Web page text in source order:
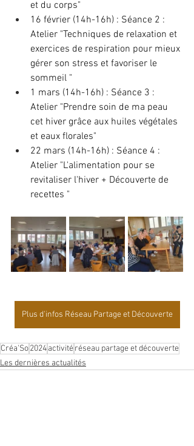
et du corps"
16 février (14h-16h) : Séance 2 :
Atelier "Techniques de relaxation et
exercices de respiration pour mieux
gérer son stress et favoriser le
sommeil "
1 mars (14h-16h) : Séance 3 :
Atelier "Prendre soin de ma peau
cet hiver grâce aux huiles végétales
et eaux florales"
22 mars (14h-16h) : Séance 4 :
Atelier "L'alimentation pour se
revitaliser l'hiver + Découverte de
recettes "
Plus d'infos Réseau Partage et Découverte
Créa'So2024activitéréseau partage et découverte
Les dernières actualités